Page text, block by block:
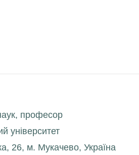
професор
університет
26, м. Мукачево, Україна